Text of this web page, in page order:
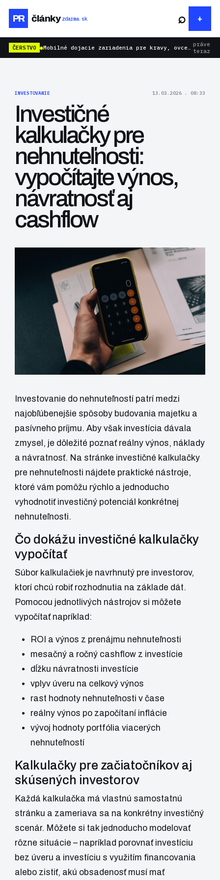
PR články zdarma.sk ⌕
ČERSTVO ● Mobilné dojacie zariadenia pre kravy, ovce aj kozy: rýchlejšie dojenie bez zbytočnej námahy práve
teraz
INVESTOVANIE 13.03.2026 . 08:33
Investičné
kalkulačky pre
nehnuteľnosti:
vypočítajte výnos,
návratnosť aj
cashflow
Investovanie do nehnuteľností patrí medzi
najobľúbenejšie spôsoby budovania majetku a
pasívneho príjmu. Aby však investícia dávala
zmysel, je dôležité poznať reálny výnos, náklady
a návratnosť. Na stránke investičné kalkulačky
pre nehnuteľnosti nájdete praktické nástroje,
ktoré vám pomôžu rýchlo a jednoducho
vyhodnotiť investičný potenciál konkrétnej
nehnuteľnosti.
Čo dokážu investičné kalkulačky
vypočítať
Súbor kalkulačiek je navrhnutý pre investorov,
ktorí chcú robiť rozhodnutia na základe dát.
Pomocou jednotlivých nástrojov si môžete
vypočítať napríklad:
ROI a výnos z prenájmu nehnuteľnosti
mesačný a ročný cashflow z investície
dĺžku návratnosti investície
vplyv úveru na celkový výnos
rast hodnoty nehnuteľnosti v čase
reálny výnos po započítaní inflácie
vývoj hodnoty portfólia viacerých
nehnuteľností
Kalkulačky pre začiatočníkov aj
skúsených investorov
Každá kalkulačka má vlastnú samostatnú
stránku a zameriava sa na konkrétny investičný
scenár. Môžete si tak jednoducho modelovať
rôzne situácie – napríklad porovnať investíciu
bez úveru a investíciu s využitím financovania
alebo zistiť, akú obsadenosť musí mať